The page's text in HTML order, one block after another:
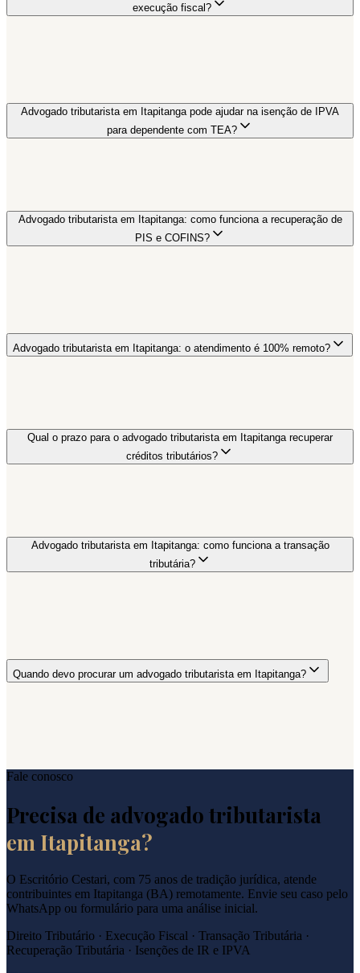
execução fiscal?
Advogado tributarista em Itapitanga pode ajudar na isenção de IPVA
para dependente com TEA?
Advogado tributarista em Itapitanga: como funciona a recuperação de
PIS e COFINS?
Advogado tributarista em Itapitanga: o atendimento é 100% remoto?
Qual o prazo para o advogado tributarista em Itapitanga recuperar
créditos tributários?
Advogado tributarista em Itapitanga: como funciona a transação
tributária?
Quando devo procurar um advogado tributarista em Itapitanga?
Fale conosco
Precisa de advogado tributarista
em Itapitanga?
O Escritório Cestari, com 75 anos de tradição jurídica, atende
contribuintes em Itapitanga (BA) remotamente. Envie seu caso pelo
WhatsApp ou formulário para uma análise inicial.
Direito Tributário · Execução Fiscal · Transação Tributária ·
Recuperação Tributária · Isenções de IR e IPVA